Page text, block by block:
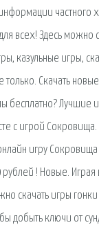
частного
всех! Здесь можно
казульные игры,
Скачать
бесплатно? Лучшие
с игрой
игру Сокровища
! Новые. Играя в
скачать игры гонки
добыть ключи от